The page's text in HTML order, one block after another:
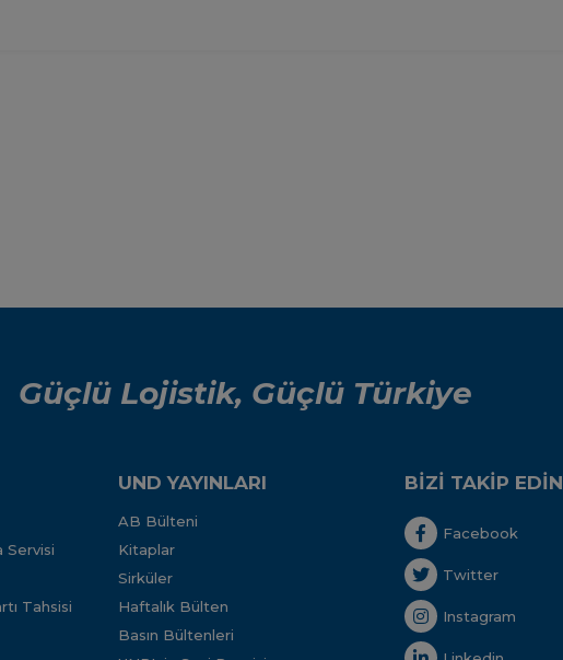
Güçlü Lojistik, Güçlü Türkiye
Servisi
Tahsisi
UND YAYINLARI
AB Bülteni
Kitaplar
Sirküler
Haftalık Bülten
Basın Bültenleri
BİZİ TAKİP EDİN
Facebook
Twitter
Instagram